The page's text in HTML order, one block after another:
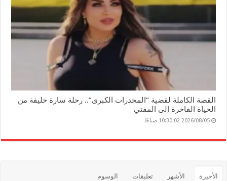
القصة الكاملة لقضية “المخدرات الكبرى”.. رحلة سارة خليفة من
الحياة الفاخرة إلى المفتي
2026/08/05 10:30:02 صباحًا
الأخيرة الأشهر تعليقات الوسوم